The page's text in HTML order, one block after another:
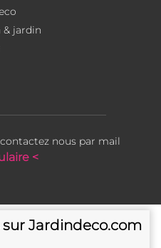
& jardin
nous par mail
<
Jardindeco.com